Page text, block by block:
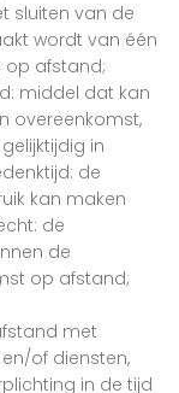
sluiten van de
wordt van één
op afstand;
middel dat kan
overeenkomst,
in
de
kan maken
de
de
op afstand;
met
of diensten,
in de tijd